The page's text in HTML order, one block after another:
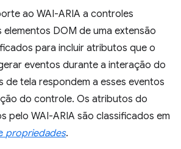
ao WAI-ARIA a controles
DOM de uma extensão
para incluir atributos que o
eventos durante a interação do
de tela respondem a esses eventos
do controle. Os atributos do
pelo WAI-ARIA são classificados em
propriedades.